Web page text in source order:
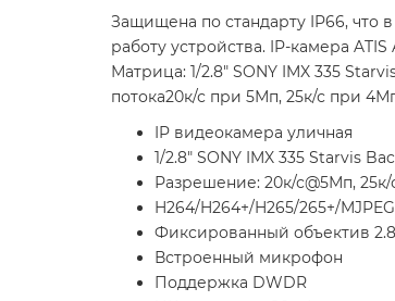
Защищена по стандарту IP66, что
работу устройства. IP-камера
Матрица: 1/2.8" SONY IMX 335
потока20к/с при 5Мп, 25к/с при
IP видеокамера уличная
1/2.8" SONY IMX 335 Starvis
Разрешение: 20к/с@5Мп,
H264/H264+/H265/265+/MJPEG
Фиксированный объектив
Встроенный микрофон
Поддержка DWDR